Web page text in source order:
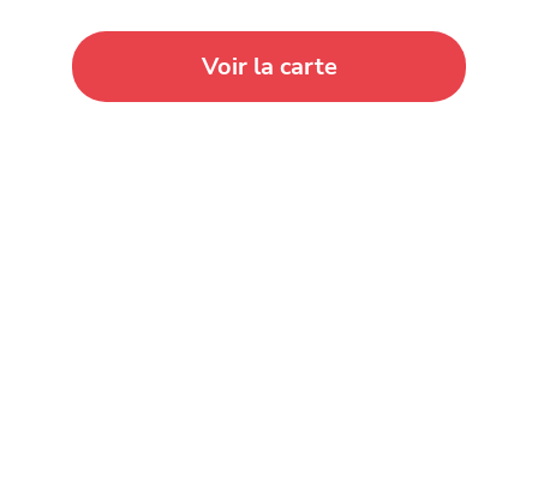
Voir la carte